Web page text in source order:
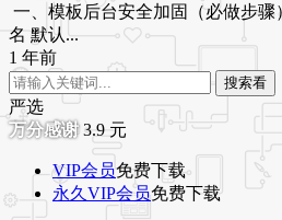
一、模板后台安全加固（必做步
名​​ 默认...
1 年前
搜索看
严选
3.9 元
VIP会员免费下载
永久VIP会员免费下载